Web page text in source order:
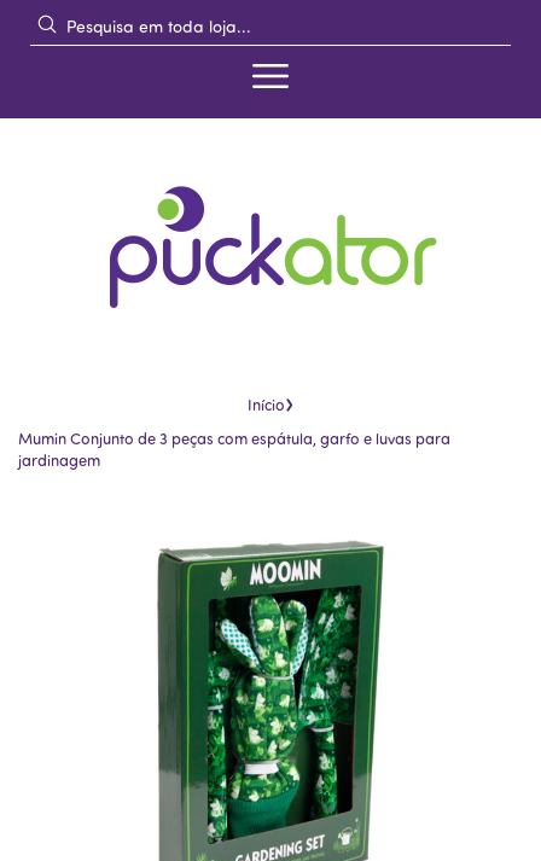
Início›
Mumin Conjunto de 3 peças com espátula, garfo e luvas para
jardinagem